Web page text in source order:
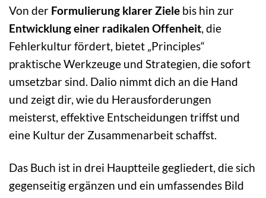
Von der Formulierung klarer Ziele bis hin zur
Entwicklung einer radikalen Offenheit, die
Fehlerkultur fördert, bietet „Principles“
praktische Werkzeuge und Strategien, die sofort
umsetzbar sind. Dalio nimmt dich an die Hand
und zeigt dir, wie du Herausforderungen
meisterst, effektive Entscheidungen triffst und
eine Kultur der Zusammenarbeit schaffst.
Das Buch ist in drei Hauptteile gegliedert, die sich
gegenseitig ergänzen und ein umfassendes Bild